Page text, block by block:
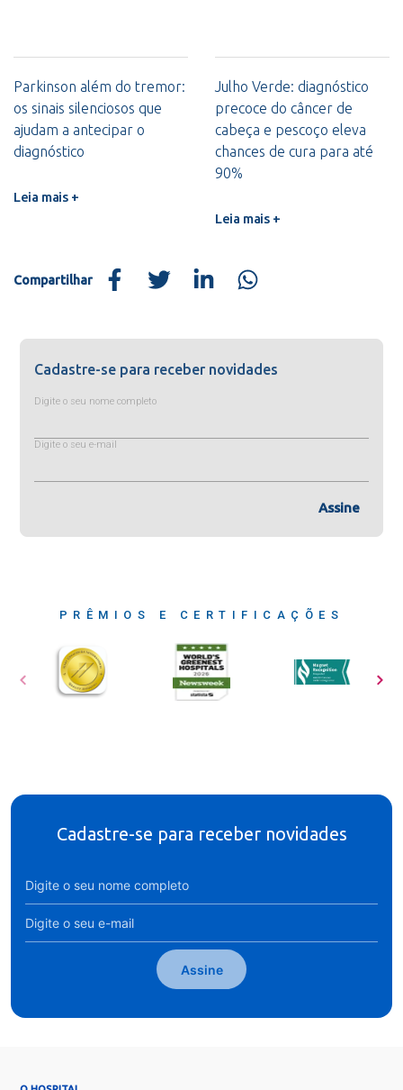
Parkinson além do tremor:
os sinais silenciosos que
ajudam a antecipar o
diagnóstico
Leia mais +
Julho Verde: diagnóstico
precoce do câncer de
cabeça e pescoço eleva
chances de cura para até
90%
Leia mais +
Compartilhar
Cadastre-se para receber novidades
Digite o seu nome completo
Digite o seu e-mail
Assine
PRÊMIOS E CERTIFICAÇÕES
Cadastre-se para receber novidades
Assine